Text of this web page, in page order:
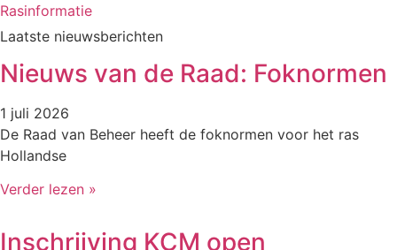
Rasinformatie
Laatste nieuwsberichten
Nieuws van de Raad: Foknormen
1 juli 2026
De Raad van Beheer heeft de foknormen voor het ras
Hollandse
Verder lezen »
Inschrijving KCM open